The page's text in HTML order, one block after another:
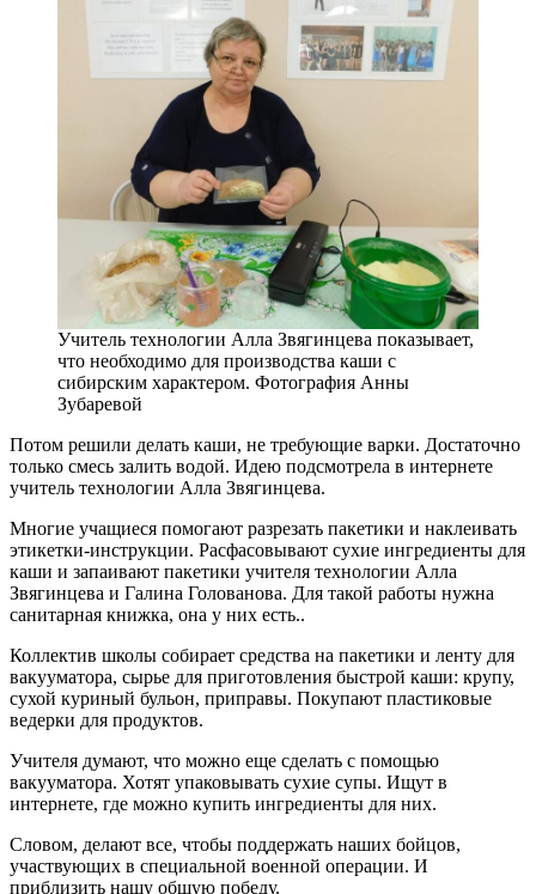
Учитель технологии Алла Звягинцева показывает,
что необходимо для производства каши с
сибирским характером. Фотография Анны
Зубаревой
Потом решили делать каши, не требующие варки. Достаточно
только смесь залить водой. Идею подсмотрела в интернете
учитель технологии Алла Звягинцева.
Многие учащиеся помогают разрезать пакетики и наклеивать
этикетки-инструкции. Расфасовывают сухие ингредиенты для
каши и запаивают пакетики учителя технологии Алла
Звягинцева и Галина Голованова. Для такой работы нужна
санитарная книжка, она у них есть..
Коллектив школы собирает средства на пакетики и ленту для
вакууматора, сырье для приготовления быстрой каши: крупу,
сухой куриный бульон, приправы. Покупают пластиковые
ведерки для продуктов.
Учителя думают, что можно еще сделать с помощью
вакууматора. Хотят упаковывать сухие супы. Ищут в
интернете, где можно купить ингредиенты для них.
Словом, делают все, чтобы поддержать наших бойцов,
участвующих в специальной военной операции. И
приблизить нашу общую победу.